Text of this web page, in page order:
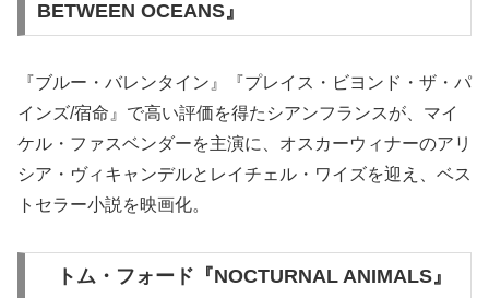
BETWEEN OCEANS』
『ブルー・バレンタイン』『プレイス・ビヨンド・ザ・パ
インズ/宿命』で高い評価を得たシアンフランスが、マイ
ケル・ファスベンダーを主演に、オスカーウィナーのアリ
シア・ヴィキャンデルとレイチェル・ワイズを迎え、ベス
トセラー小説を映画化。
トム・フォード『NOCTURNAL ANIMALS』